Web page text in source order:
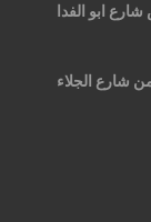
ابو الفدا
من شارع الجلاء